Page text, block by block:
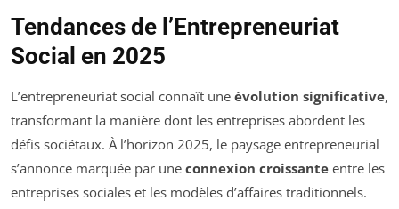
Tendances de l’Entrepreneuriat
Social en 2025
L’entrepreneuriat social connaît une évolution significative,
transformant la manière dont les entreprises abordent les
défis sociétaux. À l’horizon 2025, le paysage entrepreneurial
s’annonce marquée par une connexion croissante entre les
entreprises sociales et les modèles d’affaires traditionnels.